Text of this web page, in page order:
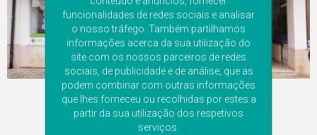
funcionalidades de redes sociais e analisar
o nosso tráfego. Também partilhamos
informações acerca da sua utilização do
site com os nossos parceiros de redes
sociais, de publicidade e de análise, que as
podem combinar com outras informações
que lhes forneceu ou recolhidas por estes a
partir da sua utilização dos respetivos
serviços.